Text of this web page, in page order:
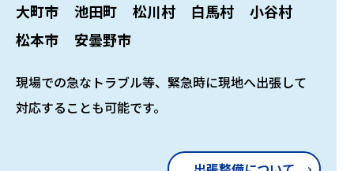
大町市 池田町 松川村 白馬村
小谷村
松本市
安曇野市
現場での急なトラブル等、緊急時に現地へ出張して
対応することも可能です。